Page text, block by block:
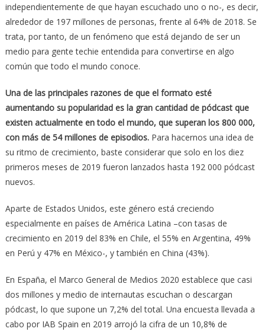
independientemente de que hayan escuchado uno o no-, es decir,
alrededor de 197 millones de personas, frente al 64% de 2018. Se
trata, por tanto, de un fenómeno que está dejando de ser un
medio para gente techie entendida para convertirse en algo
común que todo el mundo conoce.
Una de las principales razones de que el formato esté
aumentando su popularidad es la gran cantidad de pódcast que
existen actualmente en todo el mundo, que superan los 800 000,
con más de 54 millones de episodios.Para hacernos una idea de
su ritmo de crecimiento, baste considerar que solo en los diez
primeros meses de 2019 fueron lanzados hasta 192 000 pódcast
nuevos.
Aparte de Estados Unidos, este género está creciendo
especialmente en países de América Latina –con tasas de
crecimiento en 2019 del 83% en Chile, el 55% en Argentina, 49%
en Perú y 47% en México-, y también en China (43%).
En España, el Marco General de Medios 2020 establece que casi
dos millones y medio de internautas escuchan o descargan
pódcast, lo que supone un 7,2% del total. Una encuesta llevada a
cabo por IAB Spain en 2019 arrojó la cifra de un 10,8% de